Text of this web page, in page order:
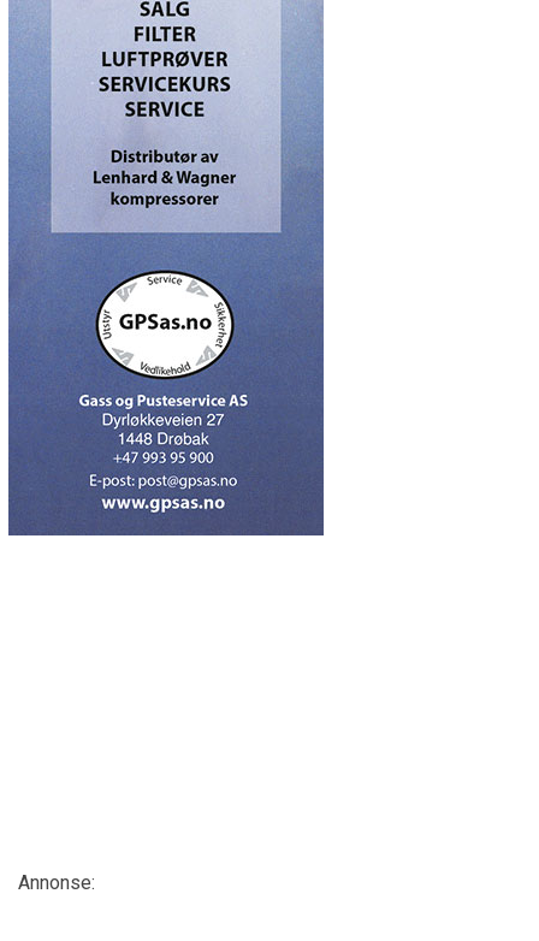
Annonse: